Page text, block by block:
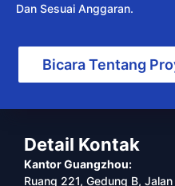
Dan Sesuai Anggaran.
Bicara Tentang
Detail Kontak
Kantor Guangzhou:
Ruang 221, Gedung B,